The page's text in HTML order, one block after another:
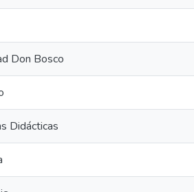
Don Bosco
Didácticas